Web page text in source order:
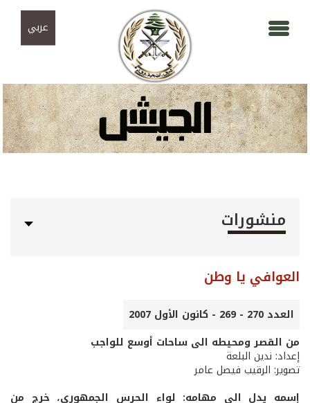
عربي
منشورات
العوافي يا وطن
العدد 270 - 269 - كانون الأول 2007
من القصر ومحيطه الى ساحات أوسع للواجب
إعداد: ندين البلعة
تصوير: الرقيب فيصل عامر
إسمه يدل الى مهامه: لواء الحرس الجمهوري، خرج من